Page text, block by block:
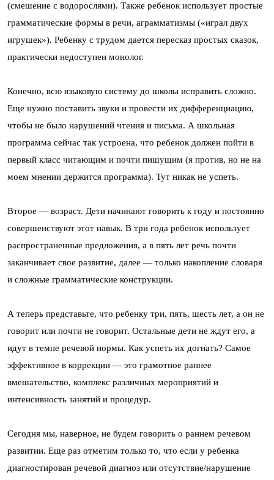
(смешение с водорослями). Также ребенок использует простые
грамматические формы в речи, аграмматизмы («играл двух
игрушек»). Ребенку с трудом дается пересказ простых сказок,
практически недоступен монолог.
Конечно, всю языковую систему до школы исправить сложно.
Еще нужно поставить звуки и провести их дифференциацию,
чтобы не было нарушений чтения и письма. А школьная
программа сейчас так устроена, что ребенок должен пойти в
первый класс читающим и почти пишущим (я против, но не на
моем мнении держится программа). Тут никак не успеть.
Второе — возраст. Дети начинают говорить к году и постоянно
совершенствуют этот навык. В три года ребенок использует
распространенные предложения, а в пять лет речь почти
заканчивает свое развитие, далее — только накопление словаря
и сложные грамматические конструкции.
А теперь представьте, что ребенку три, пять, шесть лет, а он не
говорит или почти не говорит. Остальные дети не ждут его, а
идут в темпе речевой нормы. Как успеть их догнать? Самое
эффективное в коррекции — это грамотное раннее
вмешательство, комплекс различных мероприятий и
интенсивность занятий и процедур.
Сегодня мы, наверное, не будем говорить о раннем речевом
развитии. Еще раз отметим только то, что если у ребенка
диагностирован речевой диагноз или отсутствие/нарушение